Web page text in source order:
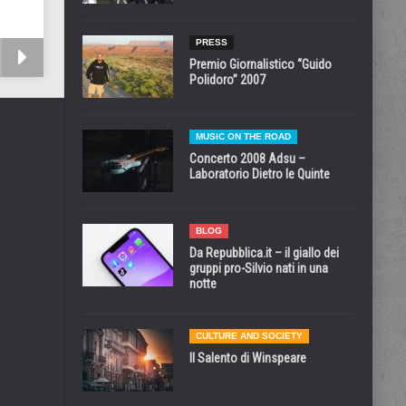
PRESS
Premio Giornalistico “Guido
Polidoro” 2007
MUSIC ON THE ROAD
Concerto 2008 Adsu –
Laboratorio Dietro le Quinte
BLOG
Da Repubblica.it – il giallo dei
gruppi pro-Silvio nati in una
notte
CULTURE AND SOCIETY
Il Salento di Winspeare